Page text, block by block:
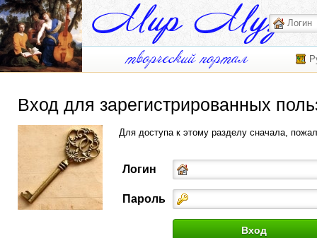
Вход для зарегистрированных
Для доступа к этому разделу сначала,
Логин
Пароль